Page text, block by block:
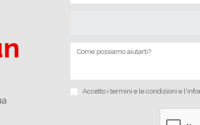
Accetto itermini e le condizioni e